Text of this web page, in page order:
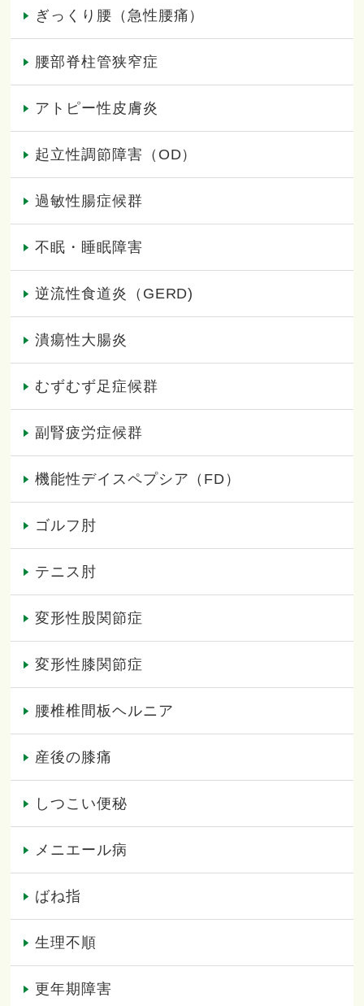
ぎっくり腰（急性腰痛）
腰部脊柱管狭窄症
アトピー性皮膚炎
起立性調節障害（OD）
過敏性腸症候群
不眠・睡眠障害
逆流性食道炎（GERD)
潰瘍性大腸炎
むずむず足症候群
副腎疲労症候群
機能性デイスペプシア（FD）
ゴルフ肘
テニス肘
変形性股関節症
変形性膝関節症
腰椎椎間板ヘルニア
産後の膝痛
しつこい便秘
メニエール病
ばね指
生理不順
更年期障害